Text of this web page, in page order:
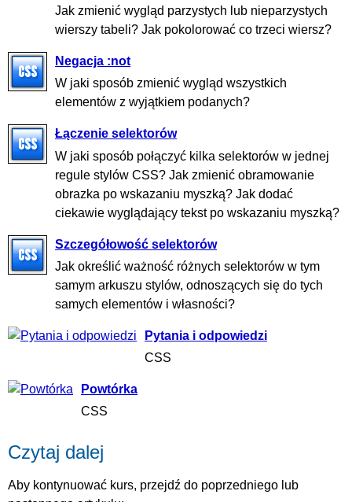
Jak zmienić wygląd parzystych lub nieparzystych
wierszy tabeli? Jak pokolorować co trzeci wiersz?
Negacja :not
W jaki sposób zmienić wygląd wszystkich
elementów z wyjątkiem podanych?
Łączenie selektorów
W jaki sposób połączyć kilka selektorów w jednej
regule stylów CSS? Jak zmienić obramowanie
obrazka po wskazaniu myszką? Jak dodać
ciekawie wyglądający tekst po wskazaniu myszką?
Szczegółowość selektorów
Jak określić ważność różnych selektorów w tym
samym arkuszu stylów, odnoszących się do tych
samych elementów i własności?
Pytania i odpowiedzi
CSS
Powtórka
CSS
Czytaj dalej
Aby kontynuować kurs, przejdź do poprzedniego lub